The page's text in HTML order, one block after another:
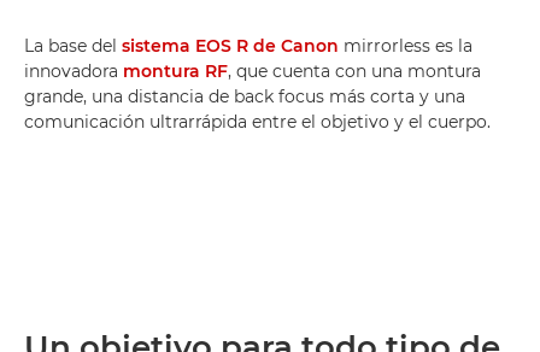
La base del sistema EOS R de Canon mirrorless es la
innovadora montura RF, que cuenta con una montura
grande, una distancia de back focus más corta y una
comunicación ultrarrápida entre el objetivo y el cuerpo.